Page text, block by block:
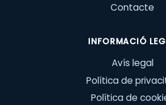
Contacte
INFORMACIÓ
Avís legal
Política de
Política de